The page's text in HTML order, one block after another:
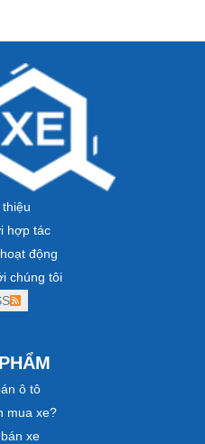
hợp tác
động
chúng tôi
ô tô
mua xe?
xe